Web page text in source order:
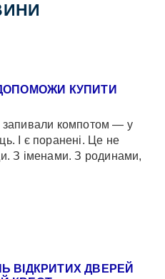
КУПИТИ
запивали компотом — у
І є поранені. Це не
З іменами. З родинами,
ВІДКРИТИХ ДВЕРЕЙ